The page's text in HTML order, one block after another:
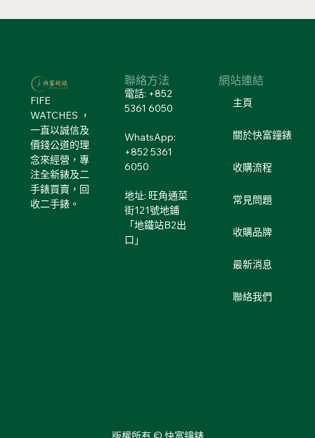
FIFE
WATCHES ，
一直以誠信及
價錢公道的理
念來經營，專
注全新錶及二
手錶買賣，回
收二手錶。
聯絡方法
電話: +852
5361 6050
WhatsApp:
+852 5361
6050
地址: 旺角通菜
街121號地鋪
「地鐵站B2出
口」
網站連結
主頁
關於快富鐘錶
收購流程
常見問題
收購品牌
最新消息
聯絡我們